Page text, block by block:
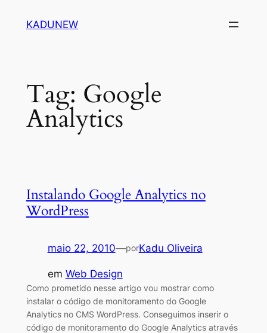
KADUNEW
Tag: Google
Analytics
Instalando Google Analytics no
WordPress
maio 22, 2010—porKadu Oliveira
em Web Design
Como prometido nesse artigo vou mostrar como
instalar o código de monitoramento do Google
Analytics no CMS WordPress. Conseguimos inserir o
código de monitoramento do Google Analytics através